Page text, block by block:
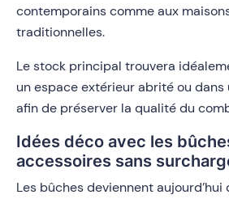
contemporains comme aux
traditionnelles.
Le stock principal trouvera
un espace extérieur abrité ou
afin de préserver la qualité du
Idées déco avec les
accessoires sans
Les bûches deviennent